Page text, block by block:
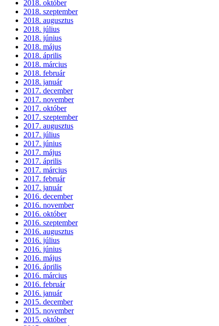
2018. október
2018. szeptember
2018. augusztus
2018. július
2018. június
2018. május
2018. április
2018. március
2018. február
2018. január
2017. december
2017. november
2017. október
2017. szeptember
2017. augusztus
2017. július
2017. június
2017. május
2017. április
2017. március
2017. február
2017. január
2016. december
2016. november
2016. október
2016. szeptember
2016. augusztus
2016. július
2016. június
2016. május
2016. április
2016. március
2016. február
2016. január
2015. december
2015. november
2015. október